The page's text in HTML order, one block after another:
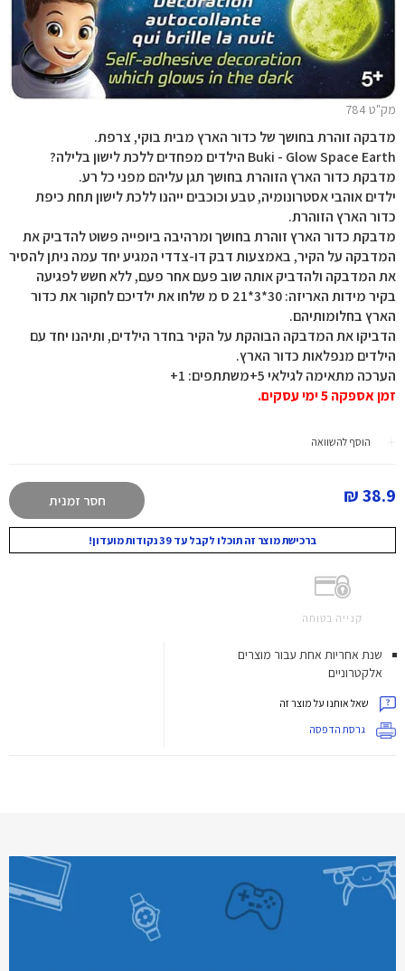
מק"ט 784
מדבקה זוהרת בחושך של כדור הארץ מבית בוקי, צרפת.
Buki - Glow Space Earth הילדים מפחדים ללכת לישון בלילה?
מדבקת כדור הארץ הזוהרת בחושך תגן עליהם מפני כל רע.
ילדים אוהבי אסטרונומיה, טבע וכוכבים ייהנו ללכת לישון תחת כיפת
כדור הארץ הזוהרת.
מדבקת כדור הארץ זוהרת בחושך ומרהיבה ביופייה פשוט להדביק את
המדבקה על הקיר, באמצעות דבק דו-צדדי המגיע יחד עמה ניתן להסיר
את המדבקה ולהדביק אותה שוב פעם אחר פעם, ללא חשש לפגיעה
בקיר מידות האריזה: 30*3*21 ס מ שלחו את ילדיכם לחקור את כדור
הארץ בחלומותיהם.
הדביקו את המדבקה הבוהקת על הקיר בחדר הילדים, ותיהנו יחד עם
הילדים מנפלאות כדור הארץ.
הערכה מתאימה לגילאי 5+משתתפים: 1+
זמן אספקה 5 ימי עסקים.
הוסף להשוואה
38.9 ₪ חסר זמנית
ברכישת מוצר זה תוכלו לקבל עד 39 נקודות מועדון!
קנייה בטוחה
שנת אחריות אחת עבור מוצרים
אלקטרוניים
שאל אותנו על מוצר זה
גרסת הדפסה